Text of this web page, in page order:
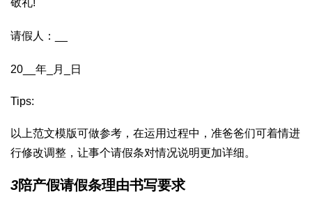
敬礼!
请假人：__
20__年_月_日
Tips:
以上范文模版可做参考，在运用过程中，准爸爸们可着情进
行修改调整，让事个请假条对情况说明更加详细。
3陪产假请假条理由书写要求